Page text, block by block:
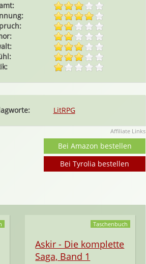
LitRPG
Affiliate Links
Bei Amazon bestellen
Bei Tyrolia bestellen
Taschenbuch
Askir - Die komplette
Saga, Band 1